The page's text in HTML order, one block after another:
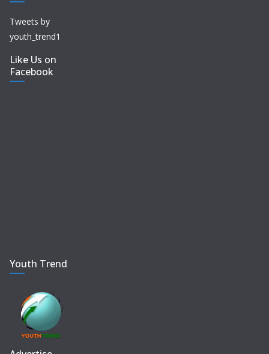
Tweets by
youth_trend1
Like Us on
Facebook
Youth Trend